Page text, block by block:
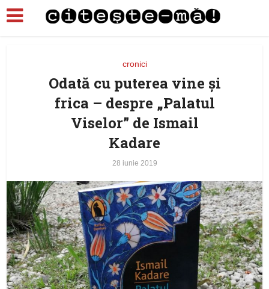
cronici
Odată cu puterea vine şi
frica – despre „Palatul
Viselor” de Ismail
Kadare
28 iunie 2019